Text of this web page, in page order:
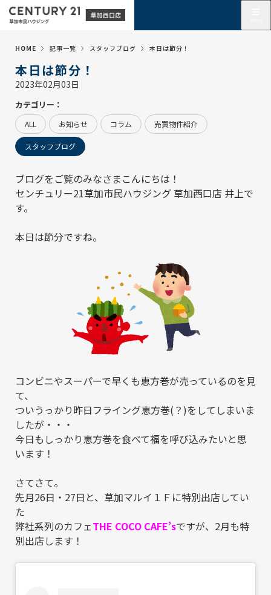
HOME 記事一覧 スタッフブログ 本日は節分！
本日は節分！
2023年02月03日
カテゴリー：
ALL お知らせ コラム 売買物件紹介
スタッフブログ
ブログをご覧のみなさまこんにちは！
センチュリー21草加市民ハウジング 草加西口店 井上で
す。
本日は節分ですね。
コンビニやスーパーで早くも恵方巻が売っているのを見
て、
ついうっかり昨日フライング恵方巻(？)をしてしまいま
したが・・・
今日もしっかり恵方巻を食べて福を呼び込みたいと思
います！
さてさて。
先月26日・27日と、草加マルイ１Ｆに特別出店してい
た
弊社系列のカフェTHE COCO CAFE’sですが、2月も特
別出店します！